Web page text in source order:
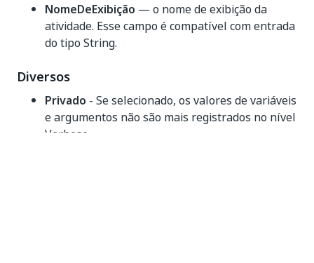
NomeDeExibição — o nome de exibição da
atividade. Esse campo é compatível com entrada
do tipo String.
Diversos
Privado - Se selecionado, os valores de variáveis
e argumentos não são mais registrados no nível
Verbose.